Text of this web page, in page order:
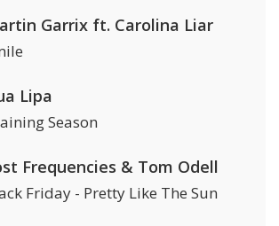
Garrix ft. Carolina Liar
Lipa
Season
Frequencies & Tom Odell
Friday - Pretty Like The Sun